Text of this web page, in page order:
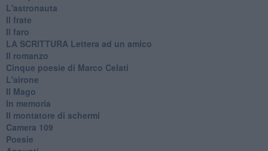
L'astronauta
Il frate
Il faro
​LA SCRITTURA Lettera ad un amico
Il romanzo
Cinque poesie di Marco Celati
L'airone
Il Mago
In memoria
Il montatore di schermi
Camera 109
Poesie